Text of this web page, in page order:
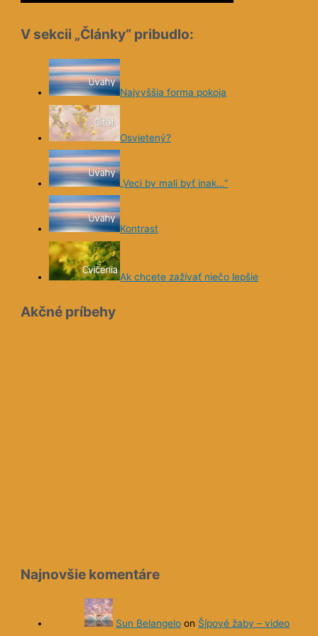
V sekcii „Články“ pribudlo:
Najvyššia forma pokoja
Osvietený?
„Veci by mali byť inak…“
Kontrast
Ak chcete zažívať niečo lepšie
Akčné príbehy
Najnovšie komentáre
Sun Belangelo on Šípové žaby – video